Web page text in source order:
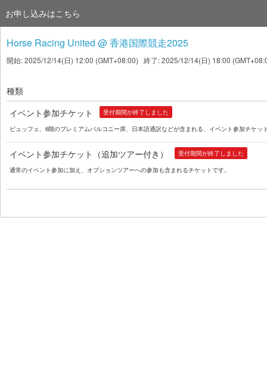
お申し込みはこちら
Horse Racing United @ 香港国際競走2025
開始: 2025/12/14(日) 12:00 (GMT+08:00) 終了: 2025/12/14(日) 18:00
種類
イベント参加チケット
受付期間が終了しました
ビュッフェ、6階のプレミアムバルコニー席、日本語通訳などが含まれる、イベント参加チケッ
イベント参加チケット（追加ツアー付き）
受付期間が終了しました
通常のイベント参加に加え、オプションツアーへの参加も含まれるチケットです。